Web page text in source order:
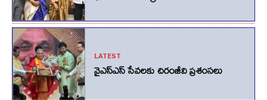
LATEST
వైఎస్ఎస్ సేవలకు చిరంజీవి ప్రశంసలు